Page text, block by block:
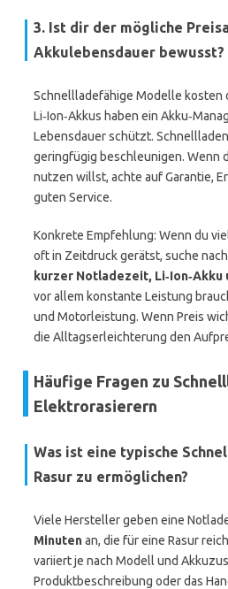
3. Ist dir der mögliche
Akkulebensdauer bewusst?
Schnellladefähige Modelle kosten
Li‑Ion‑Akkus haben ein
Lebensdauer schützt.
geringfügig beschleunigen. Wenn
nutzen willst, achte auf Garantie,
guten Service.
Konkrete Empfehlung: Wenn du
oft in Zeitdruck gerätst, suche
kurzer Notladezeit, Li‑Ion‑Akku
vor allem konstante Leistung
und Motorleistung. Wenn Preis
die Alltagserleichterung den
Häufige Fragen zu
Elektrorasierern
Was ist eine typische
Rasur zu ermöglichen?
Viele Hersteller geben eine
Minutenan, die für eine Rasur
variiert je nach Modell und
Produktbeschreibung oder das